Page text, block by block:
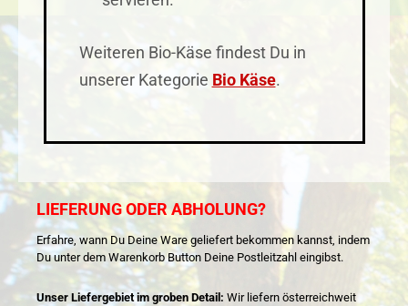
Weiteren Bio-Käse findest Du in
unserer Kategorie Bio Käse.
LIEFERUNG ODER ABHOLUNG?
Erfahre, wann Du Deine Ware geliefert bekommen kannst, indem
Du unter dem Warenkorb Button Deine Postleitzahl eingibst.
Unser Liefergebiet im groben Detail: Wir liefern österreichweit